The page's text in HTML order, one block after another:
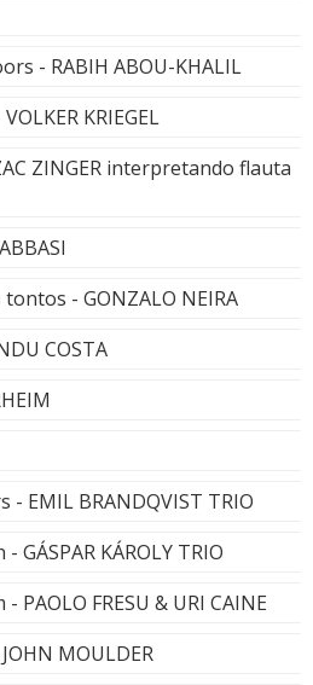
- RABIH ABOU-KHALIL
KRIEGEL
ZINGER interpretando flauta
- GONZALO NEIRA
COSTA
- EMIL BRANDQVIST TRIO
GÁSPAR KÁROLY TRIO
PAOLO FRESU & URI CAINE
MOULDER